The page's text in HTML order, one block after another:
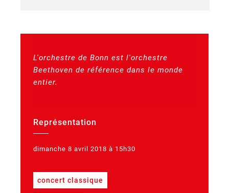
L'orchestre de Bonn est l'orchestre
Beethoven de référence dans le monde
entier.
Représentation
dimanche 8 avril 2018 à 15h30
concert classique